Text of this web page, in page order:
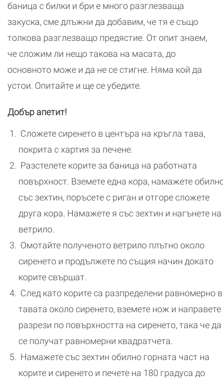
баница с билки и бри е много разглезваща
закуска, сме длъжни да добавим, че тя е също
толкова разглезващо предястие. От опит знаем,
че сложим ли нещо такова на масата, до
основното може и да не се стигне. Няма кой да
устои. Опитайте и ще се убедите.
Добър апетит!
Сложете сиренето в центъра на кръгла тава,
покрита с хартия за печене.
Разстелете корите за баница на работната
повърхност. Вземете една кора, намажете
със зехтин, поръсете с риган и отгоре сложете
друга кора. Намажете я със зехтин и нагънете на
ветрило.
Омотайте полученото ветрило плътно около
сиренето и продължете по същия начин докато
корите свършат.
След като корите са разпределени равномерно в
тавата около сиренето, вземете нож и направете
разрези по повърхността на сиренето, така че да
се получат равномерни квадратчета.
Намажете със зехтин обилно горната част на
корите и сиренето и печете на 180 градуса до